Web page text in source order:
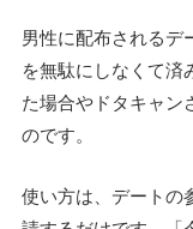
男性に配布されるデ
を無駄にしなくて済
た場合やドタキャン
のです。
使い方は、デートの